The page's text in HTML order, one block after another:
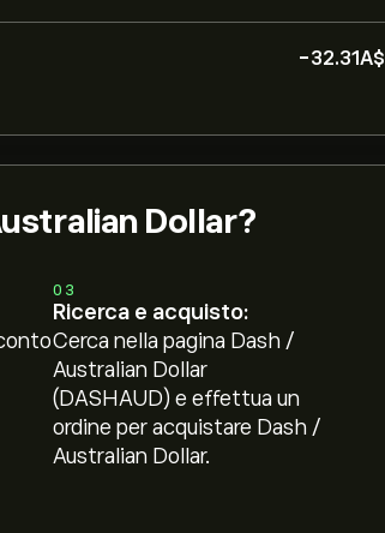
-32.31‎A$‎
Dollar?
03
Ricerca e acquisto:
Cerca nella pagina Dash /
Australian Dollar
(DASHAUD) e effettua un
ordine per acquistare Dash /
Australian Dollar.